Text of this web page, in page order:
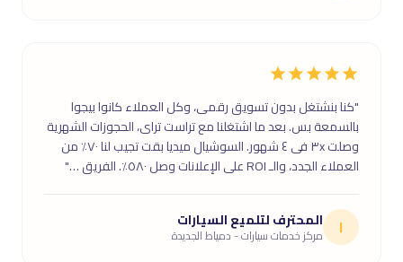
"كنا بنشتغل بدون تسويق رقمى، وكل العملاء كانوا بيجوا
بالسمعة بس. بعد ما اشتغلنا مع تراست تراى، الحجوزات الشهرية
وصلت ٣x فى ٤ شهور. السوشيال ميديا بقت تجيب لنا ٧٠٪ من
العملاء الجدد، والـ ROI على الإعلانات وصل ٥٨٠٪. الفريق …"
ا المحترف لتلميع السيارات
مركز خدمات سيارات - دمياط الجديدة